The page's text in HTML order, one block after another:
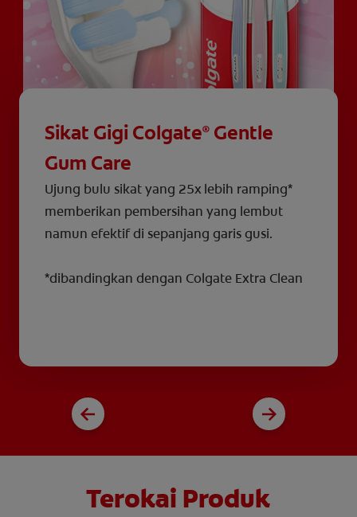
Sikat Gigi Colgate® Gentle
Gum Care
Ujung bulu sikat yang 25x lebih ramping*
memberikan pembersihan yang lembut
namun efektif di sepanjang garis gusi.
*dibandingkan dengan Colgate Extra Clean
Terokai Produk